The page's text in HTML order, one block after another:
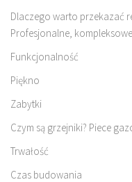
Dlaczego warto przekazać
Profesjonalne,
Funkcjonalność
Piękno
Zabytki
Czym są grzejniki? Piece
Trwałość
Czas budowania